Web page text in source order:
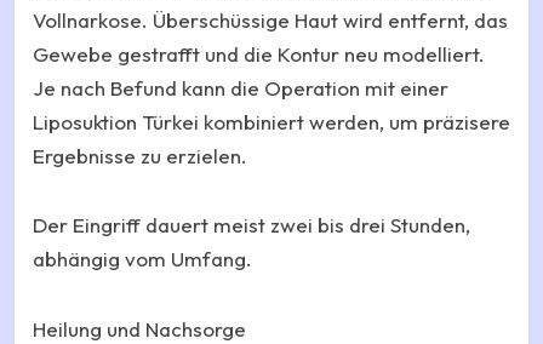
Vollnarkose. Überschüssige Haut wird entfernt, das
Gewebe gestrafft und die Kontur neu modelliert.
Je nach Befund kann die Operation mit einer
Liposuktion Türkei kombiniert werden, um präzisere
Ergebnisse zu erzielen.
Der Eingriff dauert meist zwei bis drei Stunden,
abhängig vom Umfang.
Heilung und Nachsorge